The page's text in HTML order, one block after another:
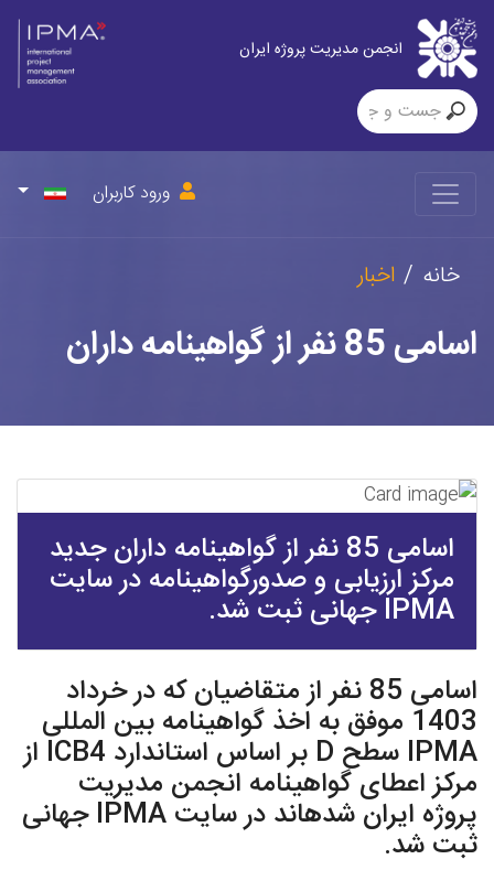
انجمن مدیریت پروژه ایران
ورود کاربران
خانه اخبار
اسامی 85 نفر از گواهینامه ‎داران
در سایت IPMA جهانی ثبت شد.
اسامی 85 نفر از گواهینامه ‎داران جدید
مرکز ارزیابی و صدورگواهینامه در سایت
IPMA جهانی ثبت شد.
اسامی 85 نفر از متقاضیان که در خرداد
1403 موفق به اخذ گواهینامه بین المللی
IPMA سطح D بر اساس استاندارد ICB4 از
مرکز اعطای گواهینامه انجمن مدیریت
پروژه ایران شده‎اند در سایت IPMA جهانی
ثبت شد.